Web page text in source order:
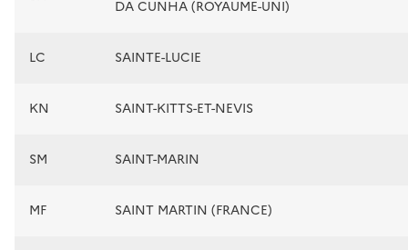
DA CUNHA (ROYAUME-UNI)
LC SAINTE-LUCIE
KN SAINT-KITTS-ET-NEVIS
SM SAINT-MARIN
MF SAINT MARTIN (FRANCE)